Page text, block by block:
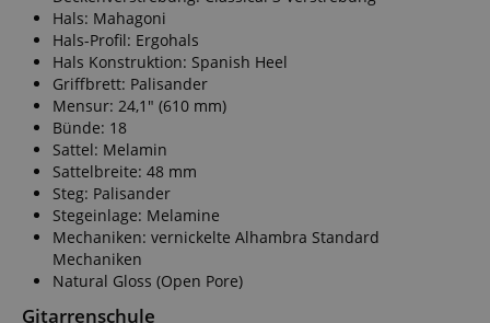
Hals: Mahagoni
Hals-Profil: Ergohals
Hals Konstruktion: Spanish Heel
Griffbrett: Palisander
Mensur: 24,1" (610 mm)
Bünde: 18
Sattel: Melamin
Sattelbreite: 48 mm
Steg: Palisander
Stegeinlage: Melamine
Mechaniken: vernickelte Alhambra Standard
Mechaniken
Natural Gloss (Open Pore)
Gitarrenschule